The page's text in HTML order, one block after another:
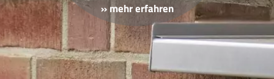
» mehr erfahren